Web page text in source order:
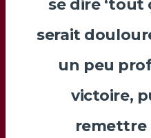
se dire ‘tout
serait
un peu
victoire,
remettre